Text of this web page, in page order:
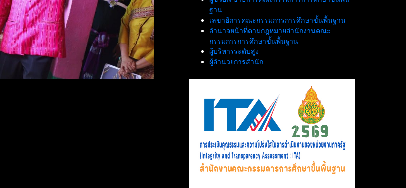
ฐาน
เลขาธิการคณะกรรมการการศึกษาขั้นพื้นฐาน
อำนาจหน้าที่ตามกฎหมายสำนักงานคณะ
กรรมการการศึกษาขั้นพื้นฐาน
ผู้บริหารระดับสูง
ผู้อำนวยการสำนัก